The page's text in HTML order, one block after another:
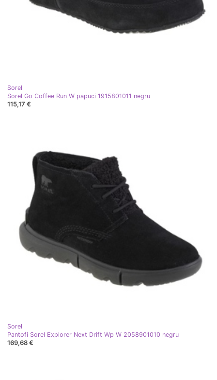
Sorel
Sorel Go Coffee Run W papuci 1915801011 negru
115,17 €
Sorel
Pantofi Sorel Explorer Next Drift Wp W 2058901010 negru
169,68 €